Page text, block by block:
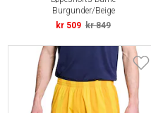
Burgunder/Beige
kr 509 kr 849